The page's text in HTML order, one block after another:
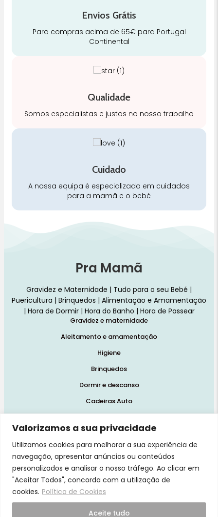
Valorizamos a sua privacidade
Utilizamos cookies para melhorar a sua experiência de
navegação, apresentar anúncios ou conteúdos
personalizados e analisar o nosso tráfego. Ao clicar em
"Aceitar Todos", concorda com a utilização de
cookies. Política de Cookies
Aceite tudo
Envios Grátis
Para compras acima de 65€ para Portugal
Continental
Qualidade
Somos especialistas e justos no nosso trabalho
Cuidado
A nossa equipa é especializada em cuidados
para a mamã e o bebé
Pra Mamã
Gravidez e Maternidade | Tudo para o seu Bebé |
Puericultura | Brinquedos | Alimentação e Amamentação
| Hora de Dormir | Hora do Banho | Hora de Passear
Gravidez e maternidade
Aleitamento e amamentação
Higiene
Brinquedos
Dormir e descanso
Cadeiras Auto
Início
Loja
Blog
Marcas
Quem Somos
Contatos